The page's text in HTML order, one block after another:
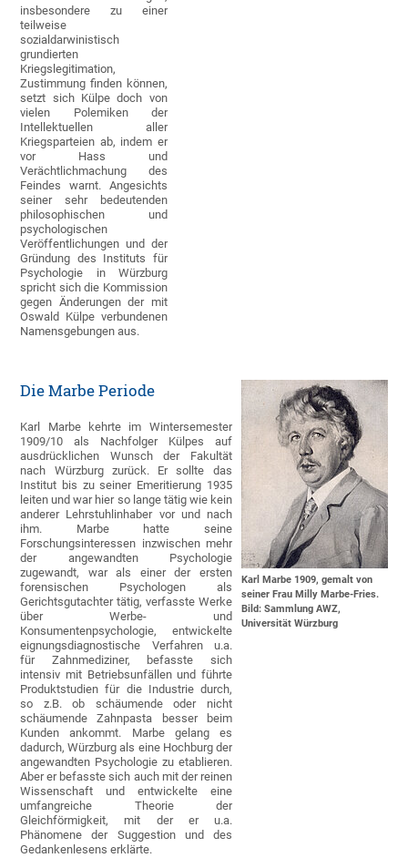
insbesondere zu einer
teilweise
sozialdarwinistisch
grundierten
Kriegslegitimation,
Zustimmung finden können,
setzt sich Külpe doch von
vielen Polemiken der
Intellektuellen aller
Kriegsparteien ab, indem er
vor Hass und
Verächtlichmachung des
Feindes warnt. Angesichts
seiner sehr bedeutenden
philosophischen und
psychologischen
Veröffentlichungen und der
Gründung des Instituts für
Psychologie in Würzburg
spricht sich die Kommission
gegen Änderungen der mit
Oswald Külpe verbundenen
Namensgebungen aus.
Karl Marbe 1909, gemalt von
seiner Frau Milly Marbe-Fries.
Bild: Sammlung AWZ,
Universität Würzburg
Die Marbe Periode
Karl Marbe kehrte im Wintersemester
1909/10 als Nachfolger Külpes auf
ausdrücklichen Wunsch der Fakultät
nach Würzburg zurück. Er sollte das
Institut bis zu seiner Emeritierung 1935
leiten und war hier so lange tätig wie kein
anderer Lehrstuhlinhaber vor und nach
ihm. Marbe hatte seine
Forschungsinteressen inzwischen mehr
der angewandten Psychologie
zugewandt, war als einer der ersten
forensischen Psychologen als
Gerichtsgutachter tätig, verfasste Werke
über Werbe- und
Konsumentenpsychologie, entwickelte
eignungsdiagnostische Verfahren u.a.
für Zahnmediziner, befasste sich
intensiv mit Betriebsunfällen und führte
Produktstudien für die Industrie durch,
so z.B. ob schäumende oder nicht
schäumende Zahnpasta besser beim
Kunden ankommt. Marbe gelang es
dadurch, Würzburg als eine Hochburg der
angewandten Psychologie zu etablieren.
Aber er befasste sich auch mit der reinen
Wissenschaft und entwickelte eine
umfangreiche Theorie der
Gleichförmigkeit, mit der er u.a.
Phänomene der Suggestion und des
Gedankenlesens erklärte.